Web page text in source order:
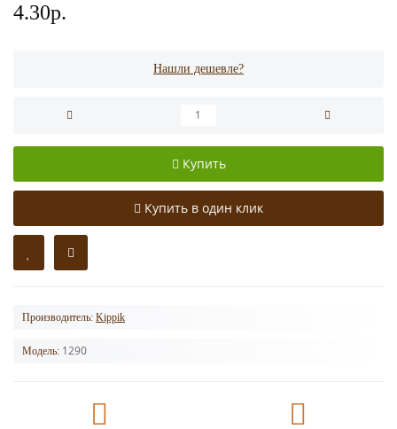
4.30р.
Нашли дешевле?
Купить
Купить в один клик
Производитель: Kippik
Модель: 1290